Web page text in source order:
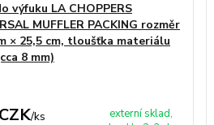
výfuku LA CHOPPERS
MUFFLER PACKING rozměr
× 25,5 cm, tloušťka materiálu
8 mm)
/ks
externí sklad,